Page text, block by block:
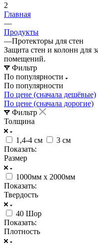
2
Главная
—
Продукты
—Протекторы для стен
Защита стен и колонн для
помещений.
Фильтр
По популярности
По популярности
По цене (сначала дешёвые)
По цене (сначала дорогие)
Фильтр
Толщина
1,4-4 см
3 см
Показать:
Размер
1000мм х 2000мм
Показать:
Твердость
40 Шор
Показать:
Плотность